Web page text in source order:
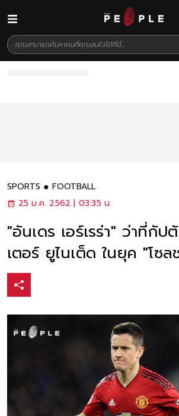
SPORTS
FOOTBALL
25 ม.ค. 2562 | 03:35 น.
"อันเดร เอร์เรร่า" ว่าที่กัป
เตอร์ ยูไนเต็ด ในยุค "โซล